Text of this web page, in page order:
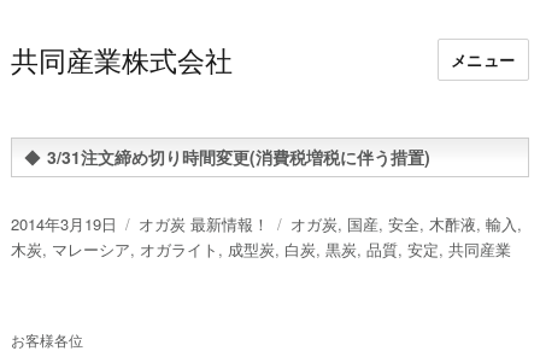
共同産業株式会社 メニュー
◆ 3/31注文締め切り時間変更(消費税増税に伴う措置)
投
稿
2014年3月19日
カ
テ
オガ炭 最新情報！
タ
グ
オガ炭, 国産, 安全, 木酢液, 輸入 ,
木炭, マレーシア, オガライト , 成型炭, 白炭, 黒炭, 品質, 安定, 共同産業
お客様各位